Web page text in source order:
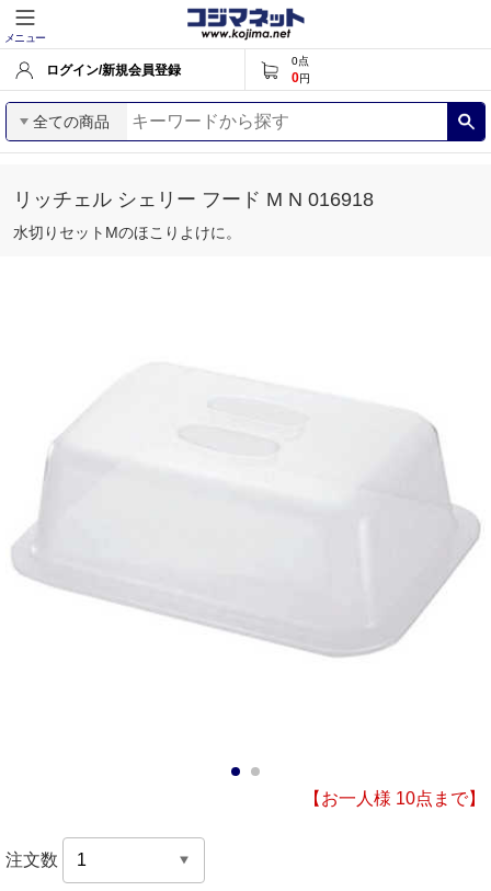
メニュー
ログイン/新規会員登録
0点
0円
全ての商品
リッチェル シェリー フード M N 016918
水切りセットMのほこりよけに。
【お一人様 10点まで】
注文数